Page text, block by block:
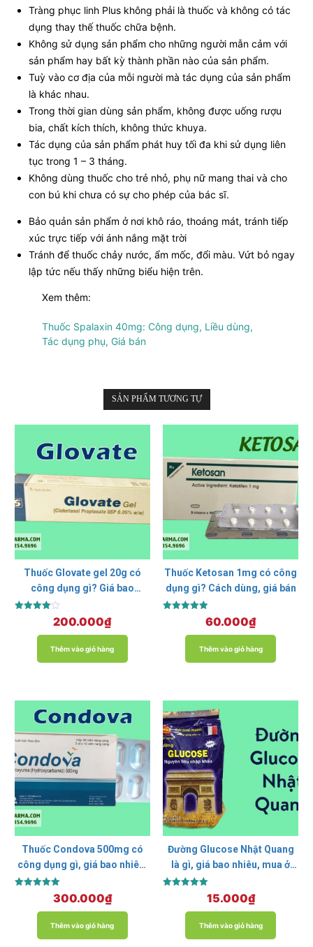
Tràng phục linh Plus không phải là thuốc và không có tác
dụng thay thế thuốc chữa bệnh.
Không sử dụng sản phẩm cho những người mẫn cảm với
sản phẩm hay bất kỳ thành phần nào của sản phẩm.
Tuỳ vào cơ địa của mỗi người mà tác dụng của sản phẩm
là khác nhau.
Trong thời gian dùng sản phẩm, không được uống rượu
bia, chất kích thích, không thức khuya.
Tác dụng của sản phẩm phát huy tối đa khi sử dụng liên
tục trong 1 – 3 tháng.
Không dùng thuốc cho trẻ nhỏ, phụ nữ mang thai và cho
con bú khi chưa có sự cho phép của bác sĩ.
Bảo quản sản phẩm ở nơi khô ráo, thoáng mát, tránh tiếp
xúc trực tiếp với ánh nắng mặt trời
Tránh để thuốc chảy nước, ẩm mốc, đổi màu. Vứt bỏ ngay
lập tức nếu thấy những biểu hiện trên.
Xem thêm:
Thuốc Spalaxin 40mg: Công dụng, Liều dùng,
Tác dụng phụ, Giá bán
SẢN PHẨM TƯƠNG TỰ
Thuốc Glovate gel 20g có
công dụng gì? Giá bao
nhiêu? Mua ở đâu?
4.00
200.000₫
Thêm vào giỏ hàng
Thuốc Ketosan 1mg có công
dụng gì? Cách dùng, giá bán
5.00
60.000₫
Thêm vào giỏ hàng
Thuốc Condova 500mg có
công dụng gì, giá bao nhiêu,
mua ở đâu?
Được xếp
5.00
300.000₫
Thêm vào giỏ hàng
Đường Glucose Nhật Quang
là gì, giá bao nhiêu, mua ở
5.00
15.000₫
Thêm vào giỏ hàng